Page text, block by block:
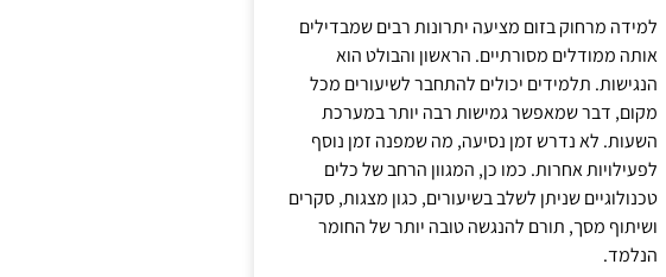
למידה מרחוק בזום מציעה יתרונות רבים שמבדילים
אותה ממודלים מסורתיים. הראשון והבולט הוא
הנגישות. תלמידים יכולים להתחבר לשיעורים מכל
מקום, דבר שמאפשר גמישות רבה יותר במערכת
השעות. לא נדרש זמן נסיעה, מה שמפנה זמן נוסף
לפעילויות אחרות. כמו כן, המגוון הרחב של כלים
טכנולוגיים שניתן לשלב בשיעורים, כגון מצגות, סקרים
ושיתוף מסך, תורם להנגשה טובה יותר של החומר
הנלמד.